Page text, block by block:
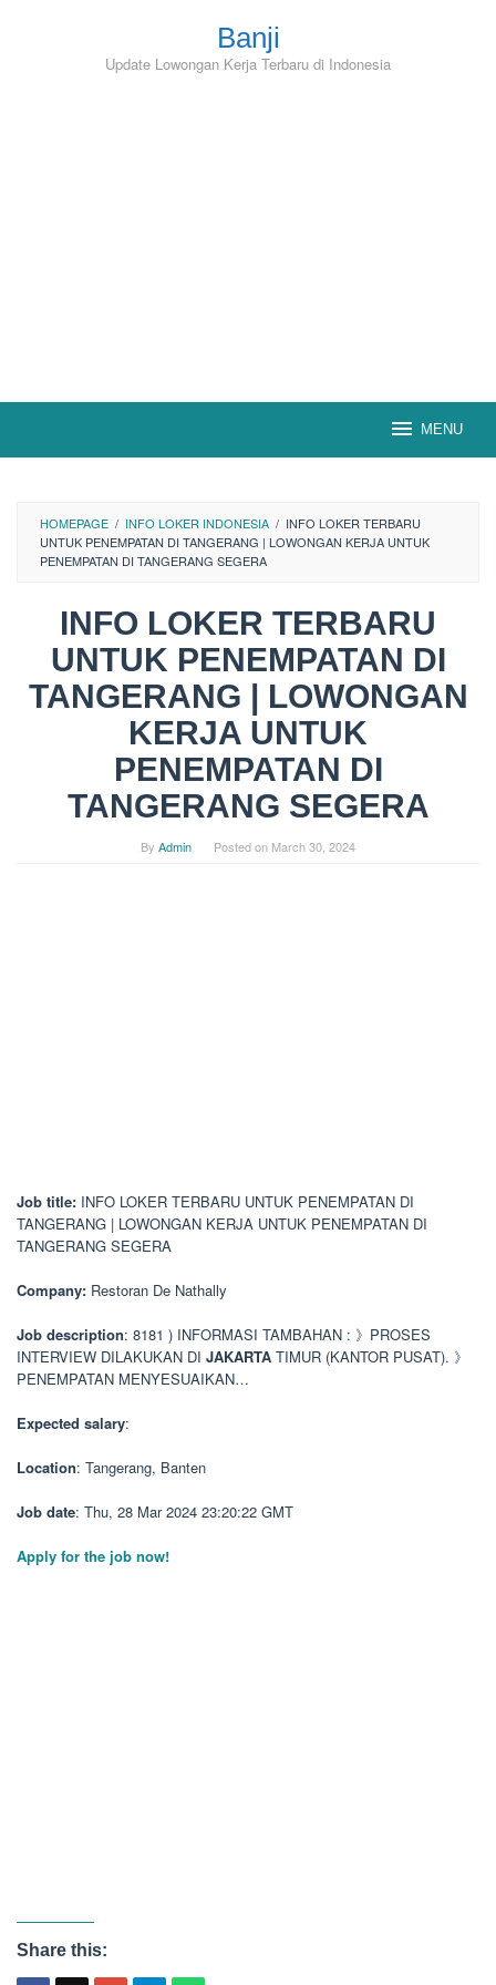
Banji
Update Lowongan Kerja Terbaru di Indonesia
MENU
HOMEPAGE / INFO LOKER INDONESIA / INFO LOKER TERBARU
UNTUK PENEMPATAN DI TANGERANG | LOWONGAN KERJA UNTUK
PENEMPATAN DI TANGERANG SEGERA
INFO LOKER TERBARU
UNTUK PENEMPATAN DI
TANGERANG | LOWONGAN
KERJA UNTUK
PENEMPATAN DI
TANGERANG SEGERA
By Admin Posted on March 30, 2024
Job title: INFO LOKER TERBARU UNTUK PENEMPATAN DI
TANGERANG | LOWONGAN KERJA UNTUK PENEMPATAN DI
TANGERANG SEGERA
Company: Restoran De Nathally
Job description: 8181 ) INFORMASI TAMBAHAN : 》PROSES
INTERVIEW DILAKUKAN DI JAKARTA TIMUR (KANTOR PUSAT). 》
PENEMPATAN MENYESUAIKAN…
Expected salary:
Location: Tangerang, Banten
Job date: Thu, 28 Mar 2024 23:20:22 GMT
Apply for the job now!
Share this: